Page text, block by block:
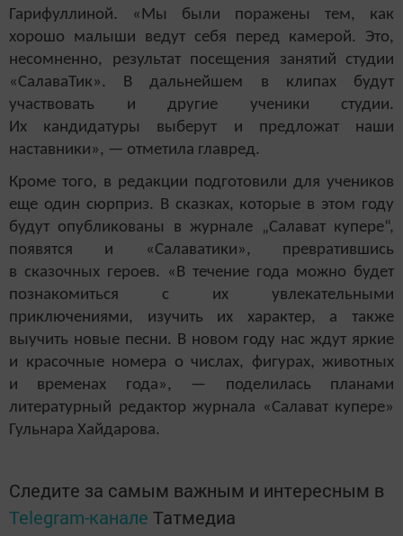
Гарифуллиной. «Мы были поражены тем, как
хорошо малыши ведут себя перед камерой. Это,
несомненно, результат посещения занятий студии
«СалаваТик». В дальнейшем в клипах будут
участвовать и другие ученики студии.
Их кандидатуры выберут и предложат наши
наставники», — отметила главред.
Кроме того, в редакции подготовили для учеников
еще один сюрприз. В сказках, которые в этом году
будут опубликованы в журнале „Салават купере“,
появятся и «Салаватики», превратившись
в сказочных героев. «В течение года можно будет
познакомиться с их увлекательными
приключениями, изучить их характер, а также
выучить новые песни. В новом году нас ждут яркие
и красочные номера о числах, фигурах, животных
и временах года», — поделилась планами
литературный редактор журнала «Салават купере»
Гульнара Хайдарова.
Следите за самым важным и интересным в
Telegram-канале Татмедиа